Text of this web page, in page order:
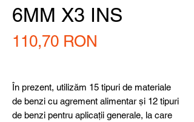
6MM X3 INS
110,70 RON
În prezent, utilizăm 15 tipuri de materiale
de benzi cu agrement alimentar și 12 tipuri
de benzi pentru aplicații generale, la care